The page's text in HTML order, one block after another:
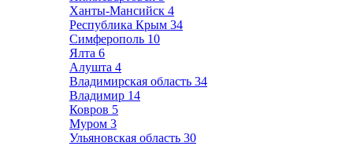
Ханты-Мансийск 4
Республика Крым 34
Симферополь 10
Ялта 6
Алушта 4
Владимирская область 34
Владимир 14
Ковров 5
Муром 3
Ульяновская область 30